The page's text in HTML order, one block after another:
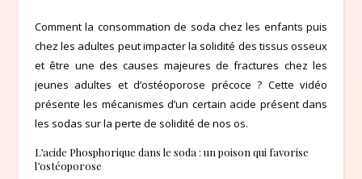
Comment la consommation de soda chez les enfants puis
chez les adultes peut impacter la solidité des tissus osseux
et être une des causes majeures de fractures chez les
jeunes adultes et d’ostéoporose précoce ? Cette vidéo
présente les mécanismes d’un certain acide présent dans
les sodas sur la perte de solidité de nos os.
L’acide Phosphorique dans le soda : un poison qui favorise
l’ostéoporose